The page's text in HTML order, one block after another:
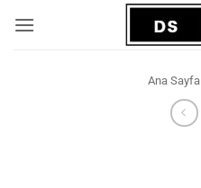
atla
Ana Sayfa